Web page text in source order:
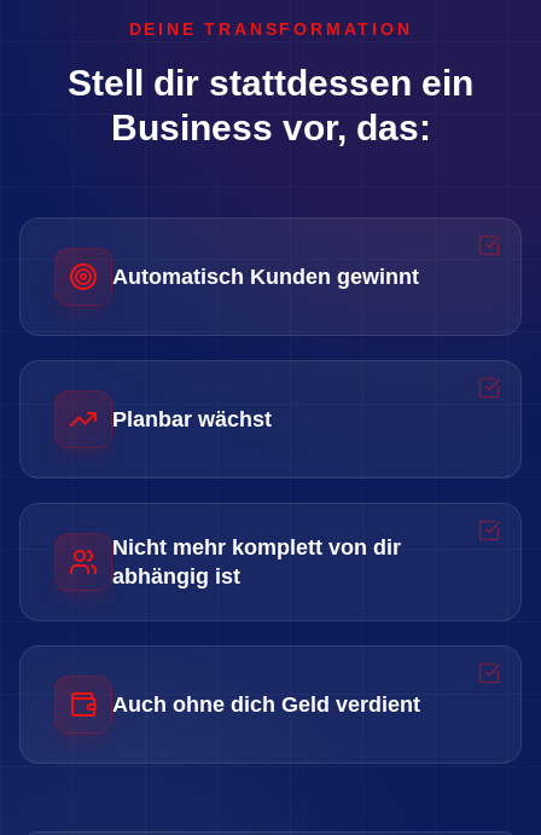
DEINE TRANSFORMATION
Stell dir stattdessen ein
Business vor, das:
Automatisch Kunden gewinnt
Planbar wächst
Nicht mehr komplett von dir
abhängig ist
Auch ohne dich Geld verdient